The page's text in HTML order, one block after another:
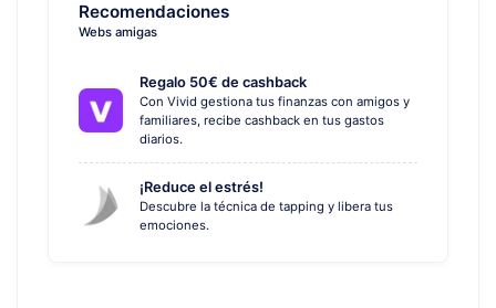
Recomendaciones
Webs amigas
Regalo 50€ de cashback
Con Vivid gestiona tus finanzas con amigos y
familiares, recibe cashback en tus gastos
diarios.
¡Reduce el estrés!
Descubre la técnica de tapping y libera tus
emociones.